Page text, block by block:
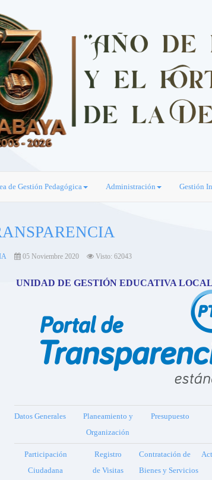
de Gestión Pedagógica Administración Gestión
05 Noviembre 2020 Visto: 62043
UNIDAD DE GESTIÓN EDUCATIVA
Datos Generales
Planeamiento y
Organización
Presupuesto
Participación
Ciudadana
Registro
de Visitas
Contratación de
Bienes y Servicios